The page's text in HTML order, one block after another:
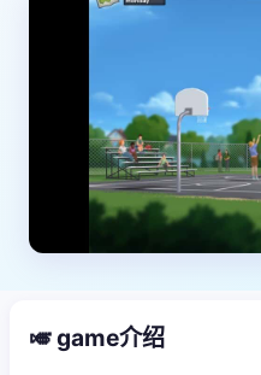
🎺 game介绍